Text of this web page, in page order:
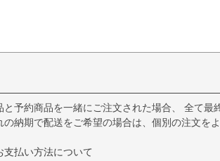
と予約商品を一緒にご注文された場合、 全て
の納期で配送をご希望の場合は、個別の注文を
支払い方法について